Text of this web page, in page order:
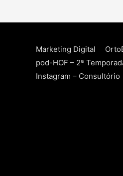
Marketing Digital
pod-HOF – 2ª
Instagram – Consultório